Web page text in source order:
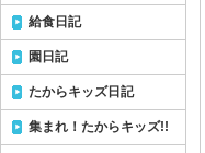
給食日記
園日記
たからキッズ日記
集まれ！たからキッズ!!